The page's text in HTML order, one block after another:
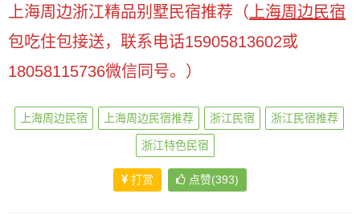
上海周边浙江精品别墅民宿推荐（ 上海周边民宿
包吃住包接送，联系电话15905813602或
18058115736微信同号。）
上海周边民宿 上海周边民宿推荐 浙江民宿 浙江民宿推荐
浙江特色民宿
打赏 点赞(393)